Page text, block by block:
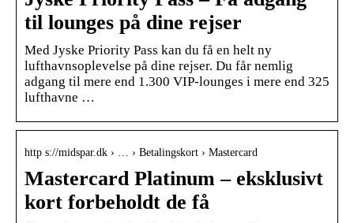
til lounges på dine rejser
Med Jyske Priority Pass kan du få en helt ny
lufthavnsoplevelse på dine rejser. Du får nemlig
adgang til mere end 1.300 VIP-lounges i mere end 325
lufthavne …
http s://midspar.dk › … › Betalingskort › Mastercard
Mastercard Platinum – eksklusivt
kort forbeholdt de få